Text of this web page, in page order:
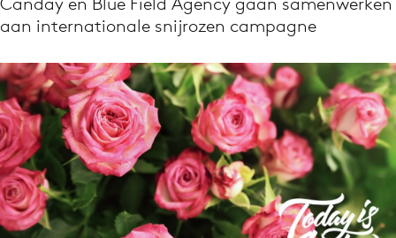
Nieuws app
Menu
Home
9 sept: GenAI-training
aan internationale snijrozen campagne